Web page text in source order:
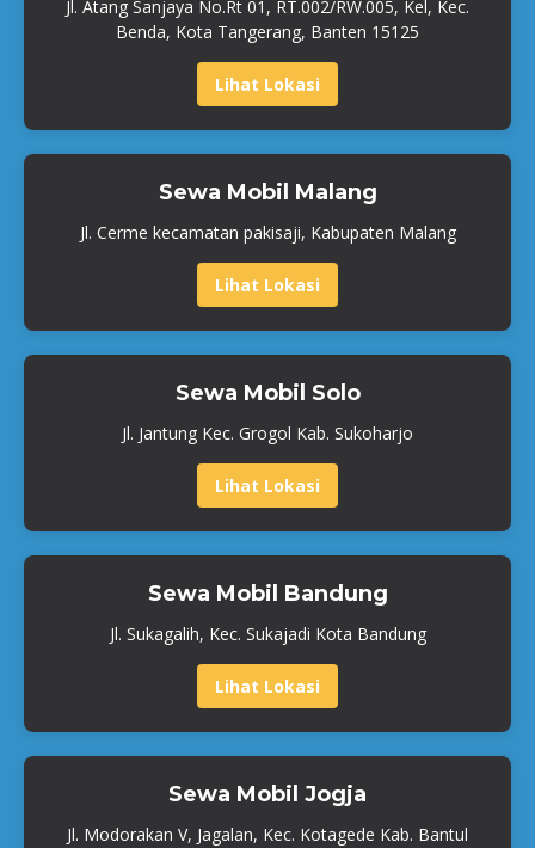
Jl. Atang Sanjaya No.Rt 01, RT.002/RW.005, Kel, Kec.
Benda, Kota Tangerang, Banten 15125
Lihat Lokasi
Sewa Mobil Malang
Jl. Cerme kecamatan pakisaji, Kabupaten Malang
Lihat Lokasi
Sewa Mobil Solo
Jl. Jantung Kec. Grogol Kab. Sukoharjo
Lihat Lokasi
Sewa Mobil Bandung
Jl. Sukagalih, Kec. Sukajadi Kota Bandung
Lihat Lokasi
Sewa Mobil Jogja
Jl. Modorakan V, Jagalan, Kec. Kotagede Kab. Bantul